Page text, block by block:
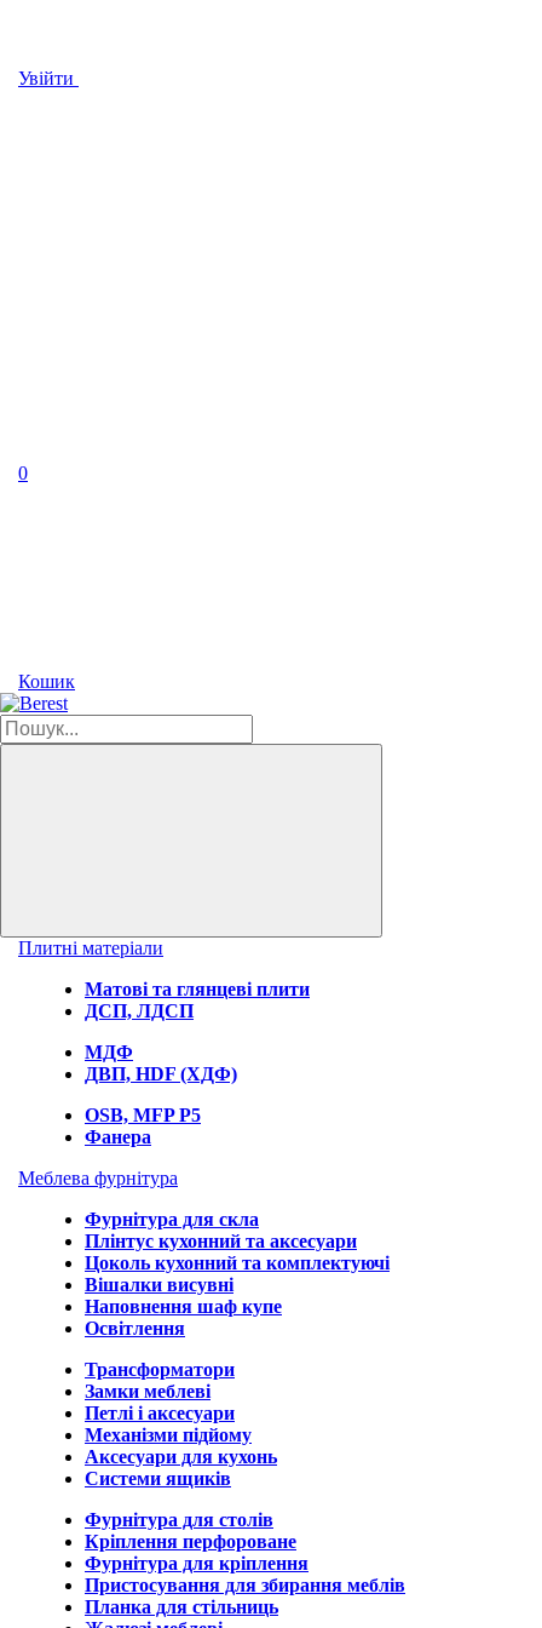
Увійти
0
Кошик
Плитні матеріали
Матові та глянцеві плити
ДСП, ЛДСП
МДФ
ДВП, HDF (ХДФ)
OSB, MFP P5
Фанера
Меблева фурнітура
Фурнітура для скла
Плінтус кухонний та аксесуари
Цоколь кухонний та комплектуючі
Вішалки висувні
Наповнення шаф купе
Освітлення
Трансформатори
Замки меблеві
Петлі і аксесуари
Механізми підйому
Аксесуари для кухонь
Системи ящиків
Фурнітура для столів
Кріплення перфороване
Фурнітура для кріплення
Пристосування для збирання меблів
Планка для стільниць